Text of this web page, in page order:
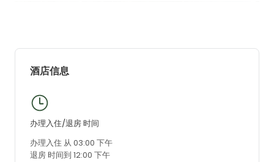
酒店信息
办理入住/退房 时间
办理入住 从 03:00 下午
退房 时间到 12:00 下午